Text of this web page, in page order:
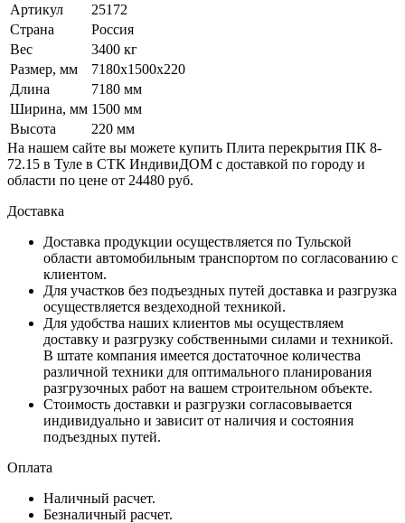
Артикул
25172
Страна
Россия
Вес
3400 кг
Размер, мм
7180х1500х220
Длина
7180 мм
Ширина, мм 1500 мм
Высота
220 мм
На нашем сайте вы можете купить Плита перекрытия ПК 8-
72.15 в Туле в СТК ИндивиДОМ с доставкой по городу и
области по цене от 24480 руб.
Доставка
Доставка продукции осуществляется по Тульской
области автомобильным транспортом по согласованию с
клиентом.
Для участков без подъездных путей доставка и разгрузка
осуществляется вездеходной техникой.
Для удобства наших клиентов мы осуществляем
доставку и разгрузку собственными силами и техникой.
В штате компания имеется достаточное количества
различной техники для оптимального планирования
разгрузочных работ на вашем строительном объекте.
Стоимость доставки и разгрузки согласовывается
индивидуально и зависит от наличия и состояния
подъездных путей.
Оплата
Наличный расчет.
Безналичный расчет.